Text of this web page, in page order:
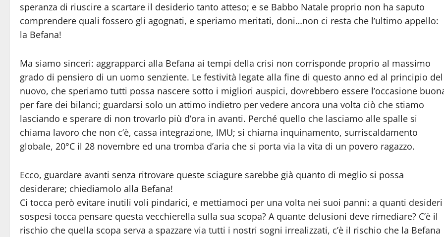
speranza di riuscire a scartare il desiderio tanto atteso; e se Babbo Natale proprio non ha saputo
comprendere quali fossero gli agognati, e speriamo meritati, doni…non ci resta che l’ultimo appello:
la Befana!
Ma siamo sinceri: aggrapparci alla Befana ai tempi della crisi non corrisponde proprio al massimo
grado di pensiero di un uomo senziente. Le festività legate alla fine di questo anno ed al principio del
nuovo, che speriamo tutti possa nascere sotto i migliori auspici, dovrebbero essere l’occasione
per fare dei bilanci; guardarsi solo un attimo indietro per vedere ancora una volta ciò che stiamo
lasciando e sperare di non trovarlo più d’ora in avanti. Perché quello che lasciamo alle spalle si
chiama lavoro che non c’è, cassa integrazione, IMU; si chiama inquinamento, surriscaldamento
globale, 20°C il 28 novembre ed una tromba d’aria che si porta via la vita di un povero ragazzo.
Ecco, guardare avanti senza ritrovare queste sciagure sarebbe già quanto di meglio si possa
desiderare; chiediamolo alla Befana!
Ci tocca però evitare inutili voli pindarici, e mettiamoci per una volta nei suoi panni: a quanti desideri
sospesi tocca pensare questa vecchierella sulla sua scopa? A quante delusioni deve rimediare? C’è il
rischio che quella scopa serva a spazzare via tutti i nostri sogni irrealizzati, c’è il rischio che la Befana